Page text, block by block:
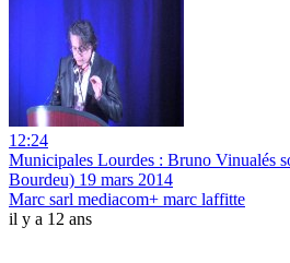
12:24
Municipales Lourdes : Bruno Vinualés
Bourdeu) 19 mars 2014
Marc sarl mediacom+ marc laffitte
il y a 12 ans